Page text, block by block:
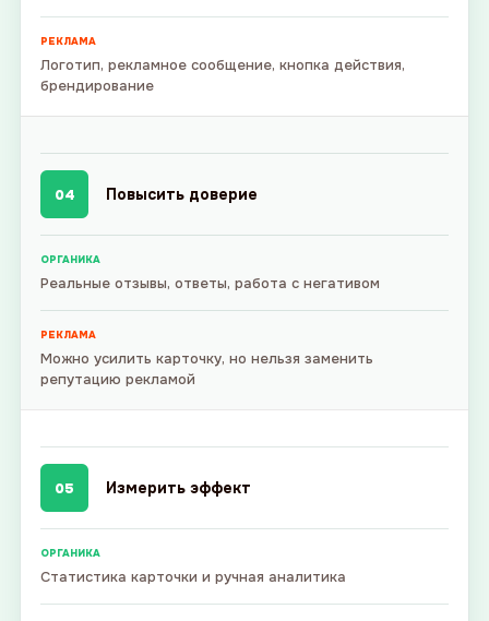
РЕКЛАМА
Логотип, рекламное сообщение, кнопка действия,
брендирование
04 Повысить доверие
ОРГАНИКА
Реальные отзывы, ответы, работа с негативом
РЕКЛАМА
Можно усилить карточку, но нельзя заменить
репутацию рекламой
05 Измерить эффект
ОРГАНИКА
Статистика карточки и ручная аналитика